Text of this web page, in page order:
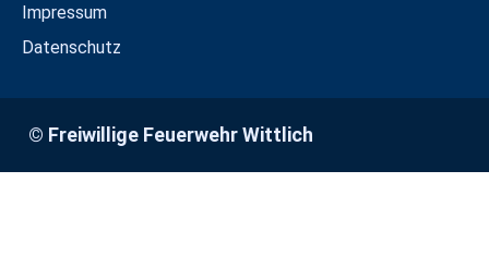
Impressum
Datenschutz
© Freiwillige Feuerwehr Wittlich